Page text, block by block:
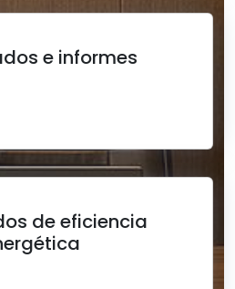
e informes
de eficiencia